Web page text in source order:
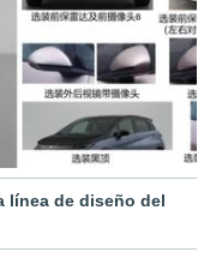
línea de diseño del